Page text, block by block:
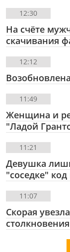
12:30
На счёте
скачивания
12:12
11:49
Женщина и
"Ладой
11:21
Девушка
"соседке"
11:07
Скорая